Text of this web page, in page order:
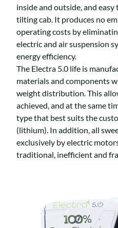
inside and outside, and
tilting cab. It produces no
operating costs by
electric and air suspension
energy efficiency.
The Electra 5.0 life is
materials and components
weight distribution. This
achieved, and at the same
type that best suits the
(lithium). In addition, all
exclusively by electric
traditional, inefficient and